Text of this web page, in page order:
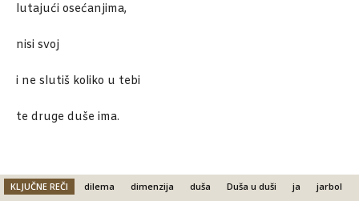
lutajući osećanjima,
nisi svoj
i ne slutiš koliko u tebi
te druge duše ima.
KLJUČNE REČI dilema dimenzija duša Duša u duši ja
jarbol